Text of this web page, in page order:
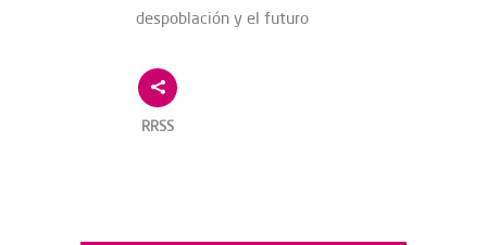
despoblación y el futuro
RRSS